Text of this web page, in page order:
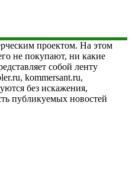
проектом. На этом
не покупают, ни какие
собой ленту
kommersant.ru,
без искажения,
публикуемых новостей